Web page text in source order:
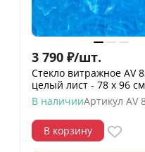
3 790 ₽/шт.
Стекло витражное AV
целый лист - 78 х 96
В наличииАртикул AV
В корзину